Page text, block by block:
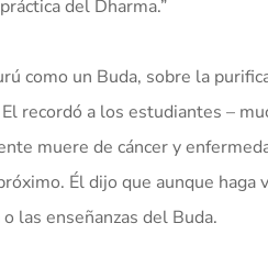
del Dharma.”
como un Buda, sobre la
recordó a los estudiantes –
muere de cáncer y
Él dijo que aunque haga
las enseñanzas del Buda.